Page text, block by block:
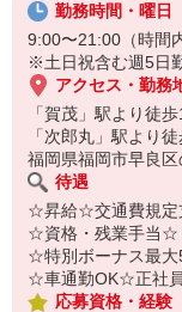
勤務時間・曜日
9:00〜21:00（時間
※土日祝含む週5日
アクセス・勤務
「賀茂」駅より徒
「次郎丸」駅より
福岡県福岡市早良
待遇
☆昇給☆交通費規
☆資格・残業手当☆
☆特別ボーナス最
☆車通勤OK☆正社
応募資格・経験